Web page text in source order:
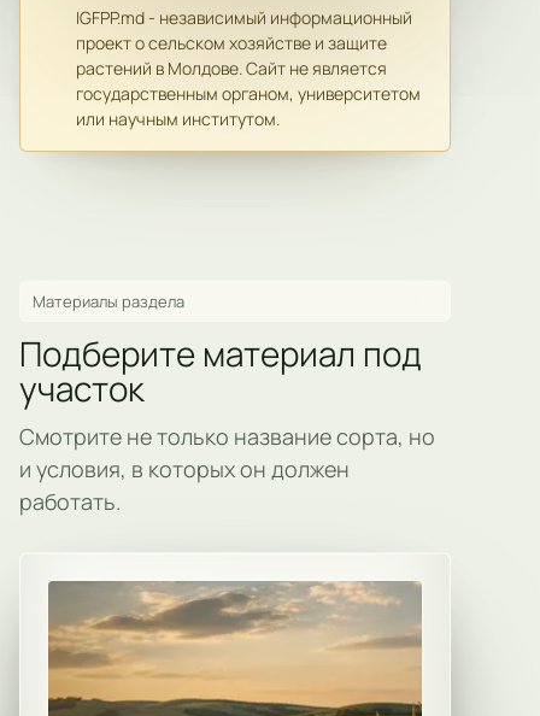
IGFPP.md - независимый информационный
проект о сельском хозяйстве и защите
растений в Молдове. Сайт не является
государственным органом, университетом
или научным институтом.
Материалы раздела
Подберите материал под
участок
Смотрите не только название сорта, но
и условия, в которых он должен
работать.